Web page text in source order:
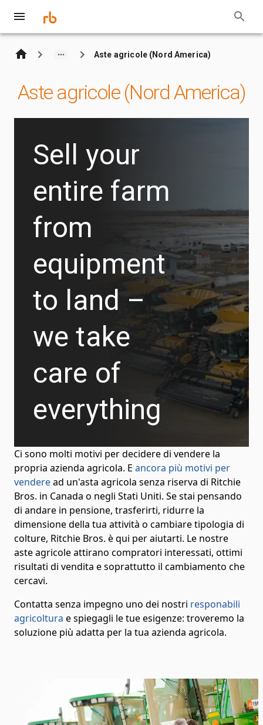
Aste agricole (Nord America)
Aste agricole (Nord America)
Sell your
entire farm
from
equipment
to land –
we take
care of
everything
Ci sono molti motivi per decidere di vendere la
propria azienda agricola. E ancora più motivi per
venderead un'asta agricola senza riserva di Ritchie
Bros. in Canada o negli Stati Uniti. Se stai pensando
di andare in pensione, trasferirti, ridurre la
dimensione della tua attività o cambiare tipologia di
colture, Ritchie Bros. è qui per aiutarti. Le nostre
aste agricole attirano compratori interessati, ottimi
risultati di vendita e soprattutto il cambiamento che
cercavi.
Contatta senza impegno uno dei nostri responabili
agricoltura e spiegagli le tue esigenze: troveremo la
soluzione più adatta per la tua azienda agricola.